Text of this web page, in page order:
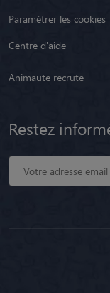
Paramétrer les cookies
Centre d'aide
Animaute recrute
Restez